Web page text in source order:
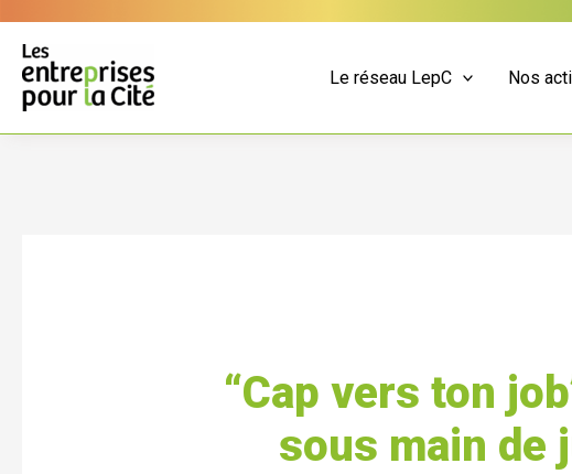
contenu
Le réseau LepC
Nos
“Cap vers ton
sous main de